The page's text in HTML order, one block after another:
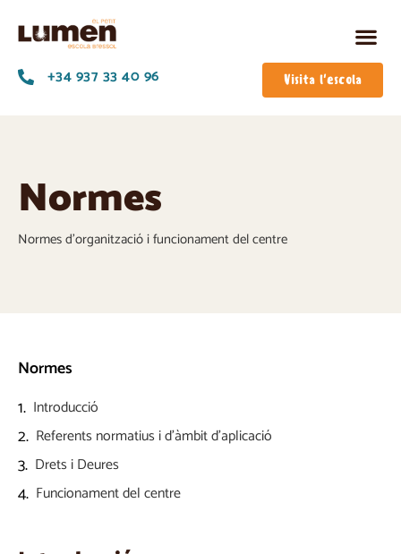
+34 937 33 40 96 Visita l'escola
Normes
Normes d’organització i funcionament del centre
Normes
Introducció
Referents normatius i d'àmbit d'aplicació
Drets i Deures
Funcionament del centre